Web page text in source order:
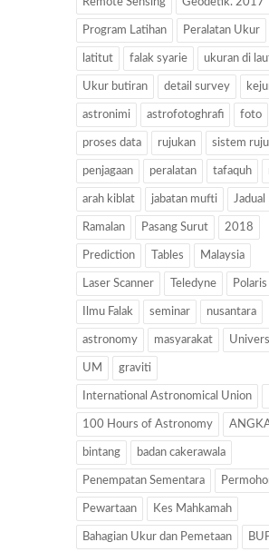
Program Latihan Peralatan Ukur
latitut falak syarie ukuran di
Ukur butiran detail survey
astronimi astrofotoghrafi foto
proses data rujukan sistem
penjagaan peralatan tafaquh
arah kiblat jabatan mufti Jadual
Ramalan Pasang Surut 2018
Prediction Tables Malaysia
Laser Scanner Teledyne Polaris
Ilmu Falak seminar nusantara
astronomy masyarakat
UM graviti
International Astronomical Union
100 Hours of Astronomy
bintang badan cakerawala
Penempatan Sementara
Pewartaan Kes Mahkamah
Bahagian Ukur dan Pemetaan